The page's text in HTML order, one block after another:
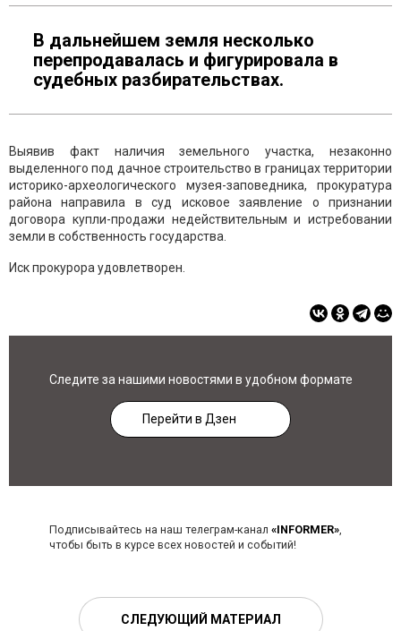
В дальнейшем земля несколько
перепродавалась и фигурировала в
судебных разбирательствах.
Выявив факт наличия земельного участка, незаконно
выделенного под дачное строительство в границах территории
историко-археологического музея-заповедника, прокуратура
района направила в суд исковое заявление о признании
договора купли-продажи недействительным и истребовании
земли в собственность государства.
Иск прокурора удовлетворен.
Следите за нашими новостями в удобном формате
Перейти в Дзен
Подписывайтесь на наш телеграм-канал «INFORMER»,
чтобы быть в курсе всех новостей и событий!
СЛЕДУЮЩИЙ МАТЕРИАЛ